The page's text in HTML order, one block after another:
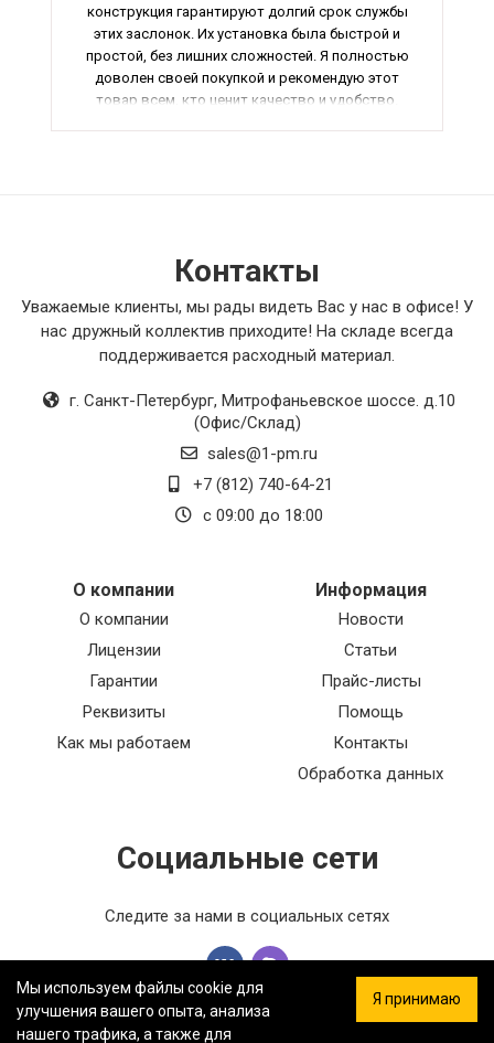
конструкция гарантируют долгий срок службы
этих заслонок. Их установка была быстрой и
простой, без лишних сложностей. Я полностью
доволен своей покупкой и рекомендую этот
товар всем, кто ценит качество и удобство.
Контакты
Уважаемые клиенты, мы рады видеть Вас у нас в офисе! У
нас дружный коллектив приходите! На складе всегда
поддерживается расходный материал.
г. Санкт-Петербург, Митрофаньевское шоссе. д.10
(Офис/Склад)
sales@1-pm.ru
+7 (812) 740-64-21
с 09:00 до 18:00
О компании
О компании
Лицензии
Гарантии
Реквизиты
Как мы работаем
Информация
Новости
Статьи
Прайс-листы
Помощь
Контакты
Обработка данных
Социальные сети
Следите за нами в социальных сетях
Мы используем файлы cookie для
улучшения вашего опыта, анализа
нашего трафика, а также для
Я принимаю